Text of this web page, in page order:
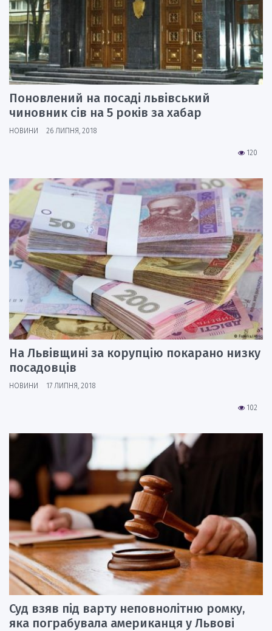
Поновлений на посаді львівський
чиновник сів на 5 років за хабар
НОВИНИ 26 ЛИПНЯ, 2018
120
На Львівщині за корупцію покарано низку
посадовців
НОВИНИ 17 ЛИПНЯ, 2018
102
Суд взяв під варту неповнолітню ромку,
яка пограбувала американця у Львові